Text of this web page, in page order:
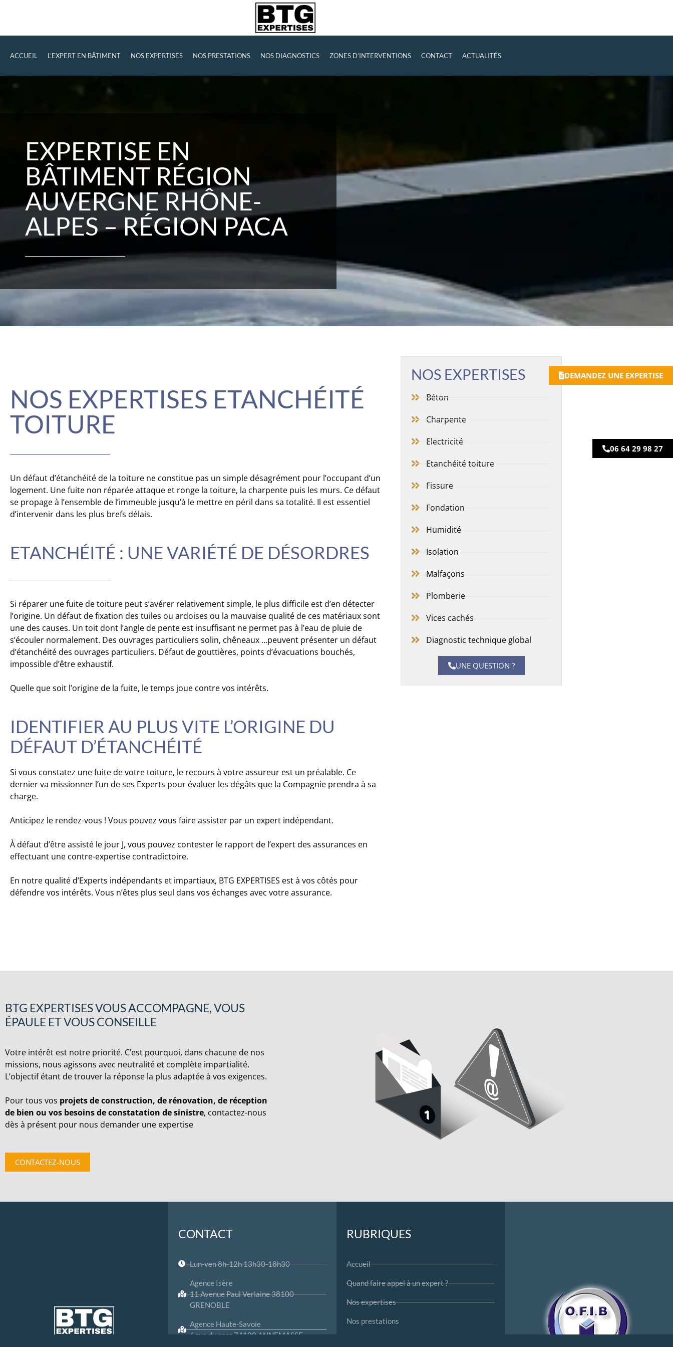
ACCUEIL L’EXPERT EN BÂTIMENT NOS EXPERTISES NOS PRESTATIONS NOS DIAGNOSTICS ZONES D’INTERVENTIONS CONTACT ACTUALITÉS
DEMANDEZ UNE EXPERTISE
06 64 29 98 27
EXPERTISE EN
BÂTIMENT RÉGION
AUVERGNE RHÔNE-
ALPES – RÉGION PACA
NOS EXPERTISES ETANCHÉITÉ
TOITURE
Un défaut d’étanchéité de la toiture ne constitue pas un simple désagrément pour l’occupant d’un
logement. Une fuite non réparée attaque et ronge la toiture, la charpente puis les murs. Ce défaut
se propage à l’ensemble de l’immeuble jusqu’à le mettre en péril dans sa totalité. Il est essentiel
d’intervenir dans les plus brefs délais.
ETANCHÉITÉ : UNE VARIÉTÉ DE DÉSORDRES
Si réparer une fuite de toiture peut s’avérer relativement simple, le plus difficile est d’en détecter
l’origine. Un défaut de fixation des tuiles ou ardoises ou la mauvaise qualité de ces matériaux sont
une des causes. Un toit dont l’angle de pente est insuffisant ne permet pas à l’eau de pluie de
s’écouler normalement. Des ouvrages particuliers solin, chêneaux …peuvent présenter un défaut
d’étanchéité des ouvrages particuliers. Défaut de gouttières, points d’évacuations bouchés,
impossible d’être exhaustif.
Quelle que soit l’origine de la fuite, le temps joue contre vos intérêts.
IDENTIFIER AU PLUS VITE L’ORIGINE DU
DÉFAUT D’ÉTANCHÉITÉ
Si vous constatez une fuite de votre toiture, le recours à votre assureur est un préalable. Ce
dernier va missionner l’un de ses Experts pour évaluer les dégâts que la Compagnie prendra à sa
charge.
Anticipez le rendez-vous ! Vous pouvez vous faire assister par un expert indépendant.
À défaut d’être assisté le jour J, vous pouvez contester le rapport de l’expert des assurances en
effectuant une contre-expertise contradictoire.
En notre qualité d’Experts indépendants et impartiaux, BTG EXPERTISES est à vos côtés pour
défendre vos intérêts. Vous n’êtes plus seul dans vos échanges avec votre assurance.
NOS EXPERTISES
Béton
Charpente
Electricité
Etanchéité toiture
Fissure
Fondation
Humidité
Isolation
Malfaçons
Plomberie
Vices cachés
Diagnostic technique global
UNE QUESTION ?
BTG EXPERTISES VOUS ACCOMPAGNE, VOUS
ÉPAULE ET VOUS CONSEILLE
Votre intérêt est notre priorité. C’est pourquoi, dans chacune de nos
missions, nous agissons avec neutralité et complète impartialité.
L’objectif étant de trouver la réponse la plus adaptée à vos exigences.
Pour tous vos projets de construction, de rénovation, de réception
de bien ou vos besoins de constatation de sinistre, contactez-nous
dès à présent pour nous demander une expertise
CONTACTEZ-NOUS
CONTACT
Lun-ven 8h-12h 13h30-18h30
Agence Isère
11 Avenue Paul Verlaine 38100
GRENOBLE
Agence Haute-Savoie
6 rue du parc 74100 ANNEMASSE
RUBRIQUES
Accueil
Quand faire appel à un expert ?
Nos expertises
Nos prestations